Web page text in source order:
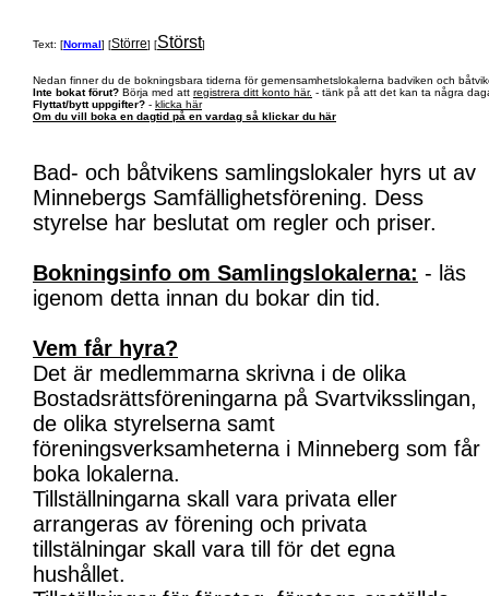
Text: [Normal] [Större] [Störst]
Nedan finner du de bokningsbara tiderna för gemensamhetslokalerna badviken och
Inte bokat förut? Börja med att registrera ditt konto här. - tänk på att det kan ta några
Flyttat/bytt uppgifter? - klicka här
Om du vill boka en dagtid på en vardag så klickar du här
Bad- och båtvikens samlingslokaler hyrs ut av
Minnebergs Samfällighetsförening. Dess
styrelse har beslutat om regler och priser.
Bokningsinfo om Samlingslokalerna: - läs
igenom detta innan du bokar din tid.
Vem får hyra?
Det är medlemmarna skrivna i de olika
Bostadsrättsföreningarna på Svartviksslingan,
de olika styrelserna samt
föreningsverksamheterna i Minneberg som får
boka lokalerna.
Tillställningarna skall vara privata eller
arrangeras av förening och privata
tillstälningar skall vara till för det egna
hushållet.